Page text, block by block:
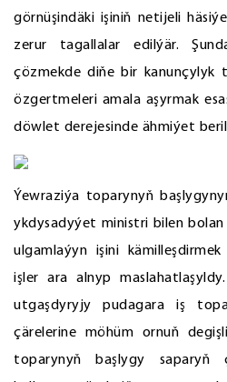
görnüşindäki işiniň netijeli
zerur tagallalar edilýär.
çözmekde diňe bir kanunçylyk
özgertmeleri amala aşyrmak
döwlet derejesinde ähmiýet
Ýewraziýa toparynyň
ykdysadyýet ministri bilen
ulgamlaýyn işini
işler ara alnyp
utgaşdyryjy pudagara iş
çärelerine möhüm ornuň
toparynyň başlygy saparyň